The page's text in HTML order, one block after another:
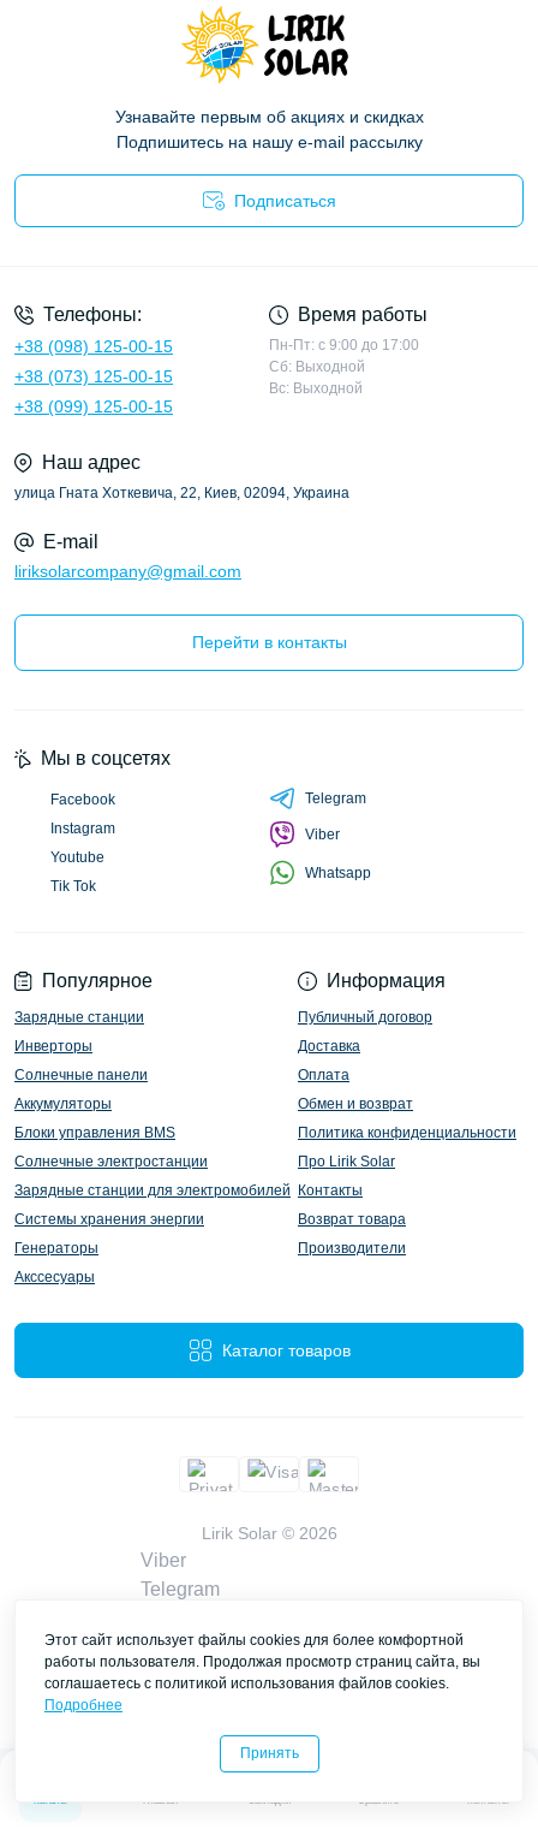
Каталог Главная Закладки
0
Сравнить Контакты
Узнавайте первым об акциях и скидках
Подпишитесь на нашу e-mail рассылку
Подписаться
Телефоны:
+38 (098) 125-00-15
+38 (073) 125-00-15
+38 (099) 125-00-15
Время работы
Пн-Пт: с 9:00 до 17:00
Сб: Выходной
Вс: Выходной
Наш адрес
улица Гната Хоткевича, 22, Киев, 02094, Украина
E-mail
liriksolarcompany@gmail.com
Перейти в контакты
Популярное
Зарядные станции
Инверторы
Солнечные панели
Аккумуляторы
Блоки управления BMS
Солнечные электростанции
Зарядные станции для электромобилей
Системы хранения энергии
Генераторы
Акссесуары
Информация
Публичный договор
Доставка
Оплата
Обмен и возврат
Политика конфиденциальности
Про Lirik Solar
Контакты
Возврат товара
Производители
Каталог товаров
Мы в соцсетях
Facebook
Instagram
Youtube
Tik Tok
Telegram
Viber
Whatsapp
Lirik Solar © 2026
Viber
Telegram
liriksolarcompany@gmail.com
Заказать звонок
Этот сайт использует файлы cookies для более комфортной
работы пользователя. Продолжая просмотр страниц сайта, вы
соглашаетесь с политикой использования файлов cookies.
Подробнее
Принять